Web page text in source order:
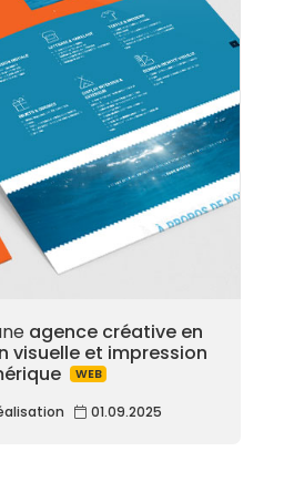
agence créative en
visuelle et impression
WEB
01.09.2025